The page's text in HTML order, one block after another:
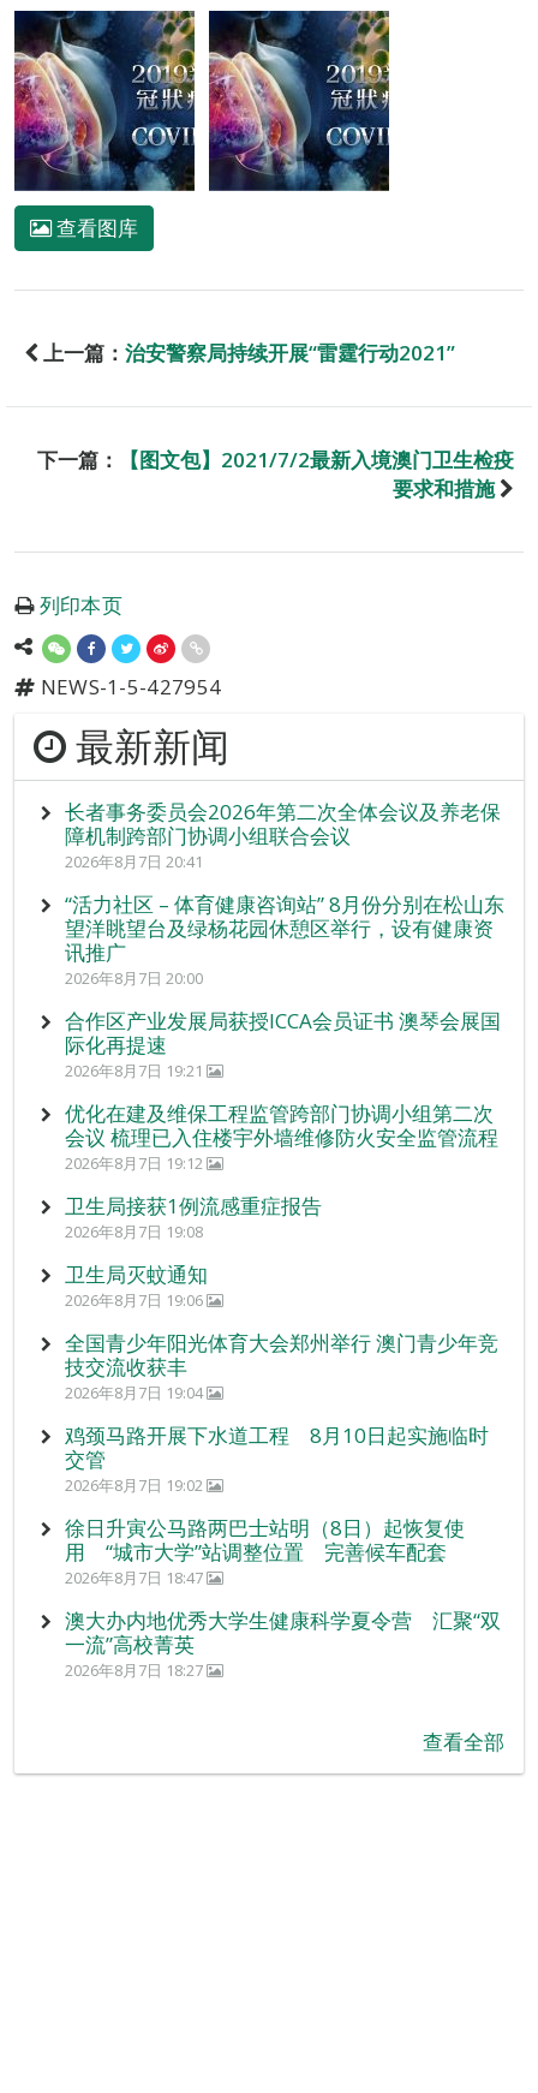
查看图库
上一篇： 治安警察局持续开展“雷霆行动2021”
下一篇：
【图文包】2021/7/2最新入境澳门卫生检疫
要求和措施
列印本页
NEWS-1-5-427954
最新新闻
长者事务委员会2026年第二次全体会议及养老保
障机制跨部门协调小组联合会议
2026年8月7日 20:41
“活力社区 – 体育健康咨询站” 8月份分别在松山东
望洋眺望台及绿杨花园休憩区举行，设有健康资
讯推广
2026年8月7日 20:00
合作区产业发展局获授ICCA会员证书 澳琴会展国
际化再提速
2026年8月7日 19:21
优化在建及维保工程监管跨部门协调小组第二次
会议 梳理已入住楼宇外墙维修防火安全监管流程
2026年8月7日 19:12
卫生局接获1例流感重症报告
2026年8月7日 19:08
卫生局灭蚊通知
2026年8月7日 19:06
全国青少年阳光体育大会郑州举行 澳门青少年竞
技交流收获丰
2026年8月7日 19:04
鸡颈马路开展下水道工程 8月10日起实施临时
交管
2026年8月7日 19:02
徐日升寅公马路两巴士站明（8日）起恢复使
用 “城市大学”站调整位置 完善候车配套
2026年8月7日 18:47
澳大办内地优秀大学生健康科学夏令营 汇聚“双
一流”高校菁英
2026年8月7日 18:27
查看全部